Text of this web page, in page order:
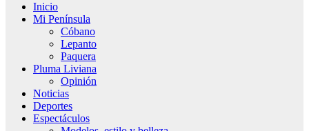
Inicio
Mi Península
Cóbano
Lepanto
Paquera
Pluma Liviana
Opinión
Noticias
Deportes
Espectáculos